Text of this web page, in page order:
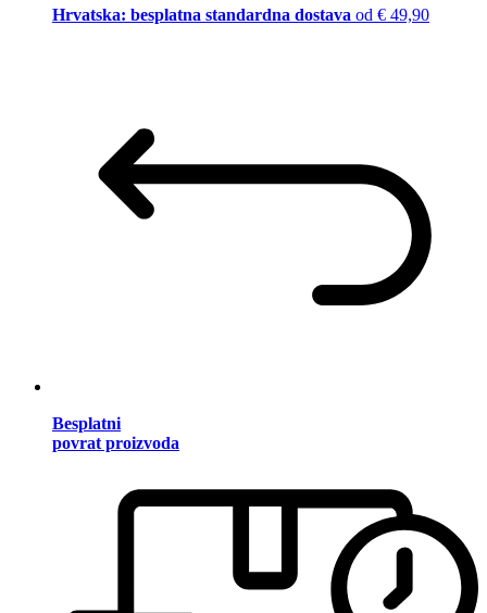
Hrvatska: besplatna standardna dostava od € 49,90
Besplatni
povrat proizvoda